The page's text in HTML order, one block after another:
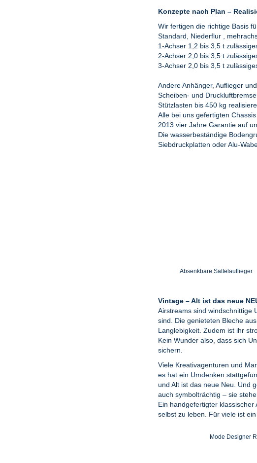
Konzepte nach Plan –
Wir fertigen die richtige Basis
Standard, Niederflur ,
1-Achser 1,2 bis 3,5 t
2-Achser 2,0 bis 3,5 t
3-Achser 2,0 bis 3,5 t
Andere Anhänger, Auflieger
Scheiben- und
Stützlasten bis 450 kg
Alle bei uns gefertigten
2013 vier Jahre Garantie auf
Die wasserbeständige
Siebdruckplatten oder Alu-
Absenkbare Sattelauflieger
Vintage – Alt ist das neue
Airstreams sind windschnittige
sind. Die genieteten Bleche
Langlebigkeit. Zudem ist ihr
Kein Wunder also, dass sich
sichern.
Viele Kreativagenturen und
es hat ein Umdenken
und Alt ist das neue Neu. Und
auch symbolträchtig – sie
Ein handgefertigter
selbst zu leben. Für viele ist
Mode Designer